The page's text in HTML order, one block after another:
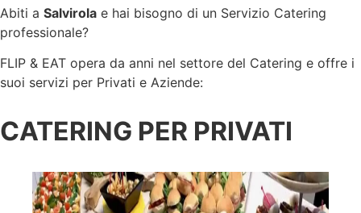
Abiti a Salvirola e hai bisogno di un Servizio Catering
professionale?
FLIP & EAT opera da anni nel settore del Catering e offre i
suoi servizi per Privati e Aziende:
CATERING PER PRIVATI